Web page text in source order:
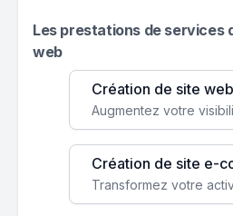
Les prestations de services
web
Création de site web
Création de site e-